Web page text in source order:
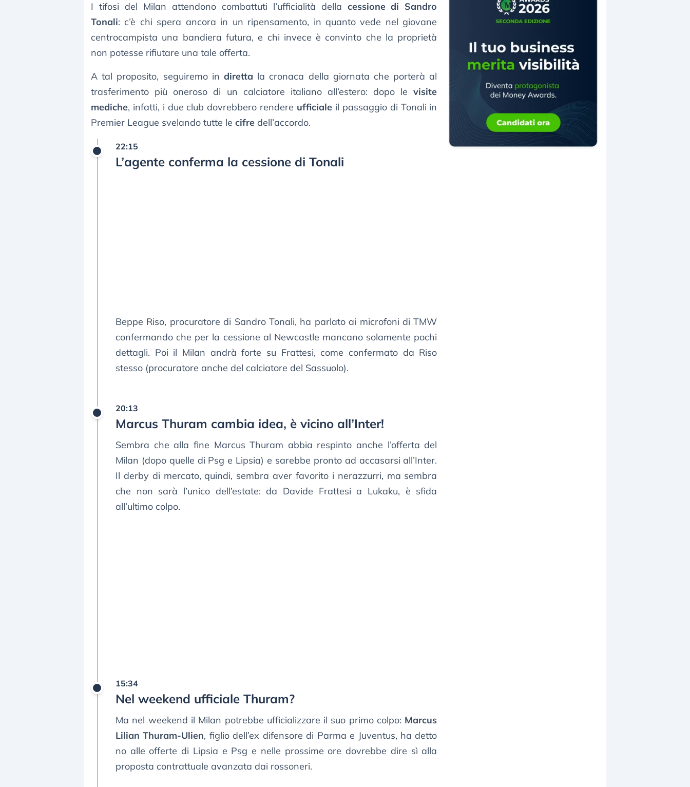
I tifosi del Milan attendono combattuti l’ufficialità della cessione di Sandro
Tonali: c’è chi spera ancora in un ripensamento, in quanto vede nel giovane
centrocampista una bandiera futura, e chi invece è convinto che la proprietà
non potesse rifiutare una tale offerta.
A tal proposito, seguiremo in diretta la cronaca della giornata che porterà al
trasferimento più oneroso di un calciatore italiano all’estero: dopo levisite
mediche, infatti, i due club dovrebbero rendere ufficiale il passaggio di Tonali in
Premier League svelando tutte le cifre dell’accordo.
22:15
L’agente conferma la cessione di Tonali
Beppe Riso, procuratore di Sandro Tonali, ha parlato ai microfoni di TMW
confermando che per la cessione al Newcastle mancano solamente pochi
dettagli. Poi il Milan andrà forte su Frattesi, come confermato da Riso
stesso (procuratore anche del calciatore del Sassuolo).
20:13
Marcus Thuram cambia idea, è vicino all’Inter!
Sembra che alla fine Marcus Thuram abbia respinto anche l’offerta del
Milan (dopo quelle di Psg e Lipsia) e sarebbe pronto ad accasarsi all’Inter.
Il derby di mercato, quindi, sembra aver favorito i nerazzurri, ma sembra
che non sarà l’unico dell’estate: da Davide Frattesi a Lukaku, è sfida
all’ultimo colpo.
15:34
Nel weekend ufficiale Thuram?
Ma nel weekend il Milan potrebbe ufficializzare il suo primo colpo: Marcus
Lilian Thuram-Ulien, figlio dell’ex difensore di Parma e Juventus, ha detto
no alle offerte di Lipsia e Psg e nelle prossime ore dovrebbe dire sì alla
proposta contrattuale avanzata dai rossoneri.